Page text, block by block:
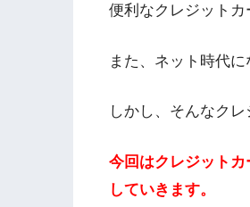
便利なクレジットカ
また、ネット時代
しかし、そんなク
今回はクレジット
していきます。